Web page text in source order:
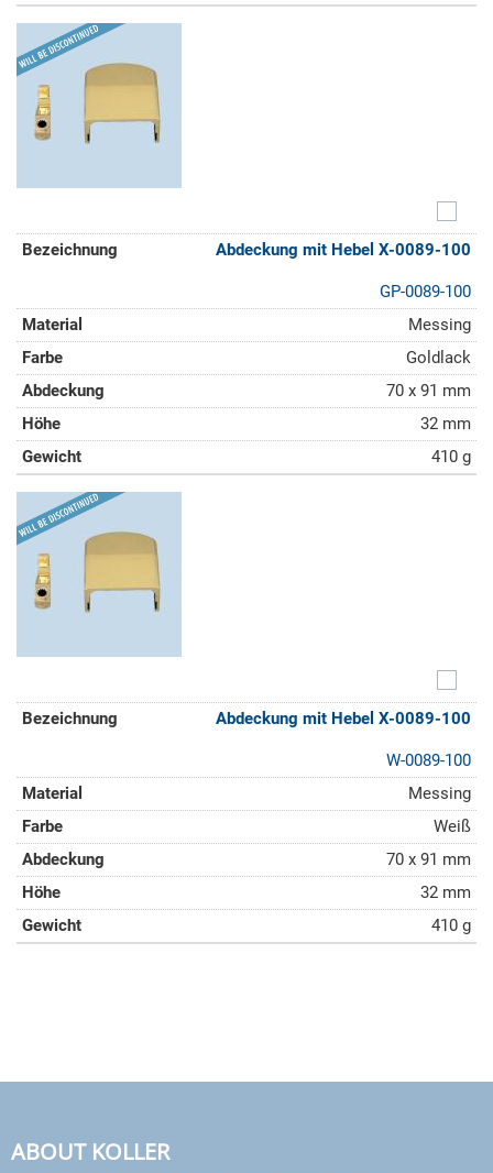
Abdeckung mit Hebel X-0089-100
GP-0089-100
Messing
Goldlack
70 x 91 mm
32 mm
410 g
Abdeckung mit Hebel X-0089-100
W-0089-100
Messing
Weiß
70 x 91 mm
32 mm
410 g
ABOUT KOLLER